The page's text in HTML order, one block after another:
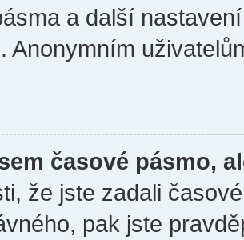
a další
Anonymním
časové pásmo,
že jste zadali
pak jste